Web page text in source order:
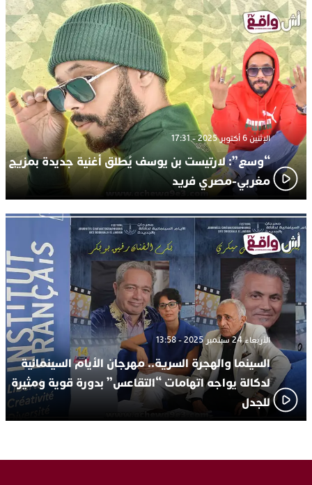
الإثنين 6 أكتوبر 2025 - 17:31
“وسع”: لارتيست بن يوسف يُطلق أغنية جديدة بمزيج
مغربي-مصري فريد
الأربعاء 24 سبتمبر 2025 - 13:58
السينما والهجرة السرية.. مهرجان الأيام السينمائية
لدكالة يواجه اتهامات “التقاعس” بدورة قوية ومثيرة
للجدل